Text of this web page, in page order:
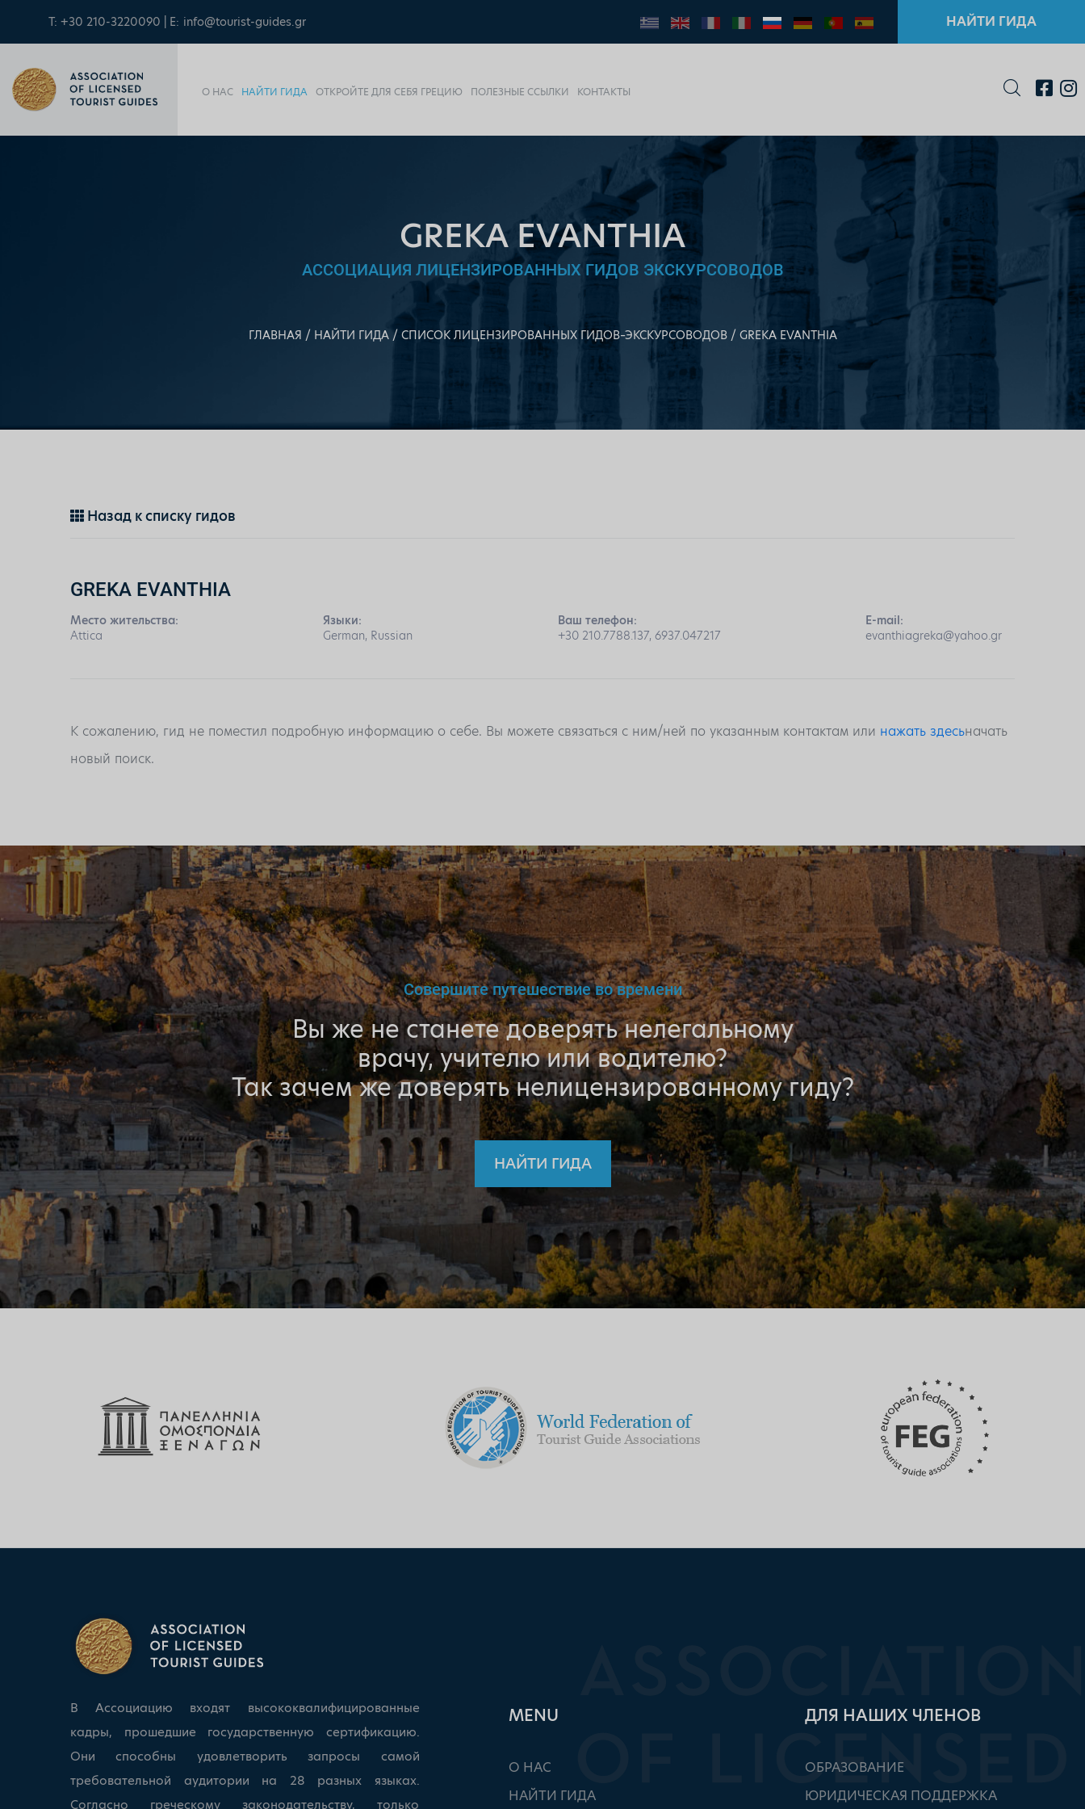
T: +30 210-3220090 | E: info@tourist-guides.gr НАЙТИ ГИДА
О НАС НАЙТИ ГИДА ОТКРОЙТЕ ДЛЯ СЕБЯ ГРЕЦИЮ ПОЛЕЗНЫЕ ССЫЛКИ КОНТАКТЫ
GREKA EVANTHIA
АССОЦИАЦИЯ ЛИЦЕНЗИРОВАННЫХ ГИДОВ ЭКСКУРСОВОДОВ
ГЛАВНАЯ НАЙТИ ГИДА СПИСОК ЛИЦЕНЗИРОВАННЫХ ГИДОВ–ЭКСКУРСОВОДОВ GREKA EVANTHIA
Назад к списку гидов
GREKA EVANTHIA
Место жительства:
Attica
Языки:
German, Russian
Ваш телефон:
+30 210.7788.137, 6937.047217
E-mail:
evanthiagreka@yahoo.gr
К сожалению, гид не поместил подробную информацию о себе. Вы можете связаться с ним/ней по указанным контактам или нажать здесьначать
новый поиск.
Совершите путешествие во времени
Вы же не станете доверять нелегальному
врачу, учителю или водителю?
Так зачем же доверять нелицензированному гиду?
НАЙТИ ГИДА
В Ассоциацию входят высококвалифицированные
кадры, прошедшие государственную сертификацию.
Они способны удовлетворить запросы самой
требовательной аудитории на 28 разных языках.
Согласно греческому законодательству, только
ΜΕΝU
О НАС
НАЙТИ ГИДА
ДЛЯ НАШИХ ЧЛЕНОВ
ОБРАЗОВАНИЕ
ЮРИДИЧЕСКАЯ ПОДДЕРЖКА